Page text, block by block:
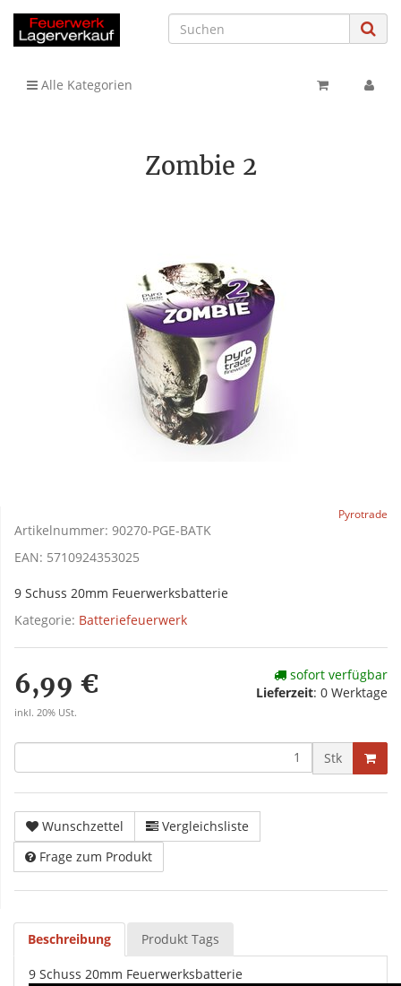
Alle Kategorien
Zombie 2
Pyrotrade
Artikelnummer: 90270-PGE-BATK
EAN: 5710924353025
9 Schuss 20mm Feuerwerksbatterie
Kategorie: Batteriefeuerwerk
6,99 €
inkl. 20% USt.
sofort verfügbar
Lieferzeit: 0 Werktage
Stk
Wunschzettel
Vergleichsliste
Frage zum Produkt
Beschreibung Produkt Tags
9 Schuss 20mm Feuerwerksbatterie